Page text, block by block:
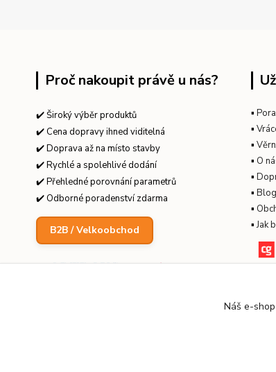
Proč nakoupit právě u nás?
✔️ Široký výběr produktů
✔️ Cena dopravy ihned viditelná
✔️ Doprava až na místo stavby
✔️ Rychlé a spolehlivé dodání
✔️ Přehledné porovnání parametrů
✔️ Odborné poradenství zdarma
B2B / Velkoobchod
▪
▪
▪
▪ O
▪
▪ Blog
▪
▪Jak
Náš e-